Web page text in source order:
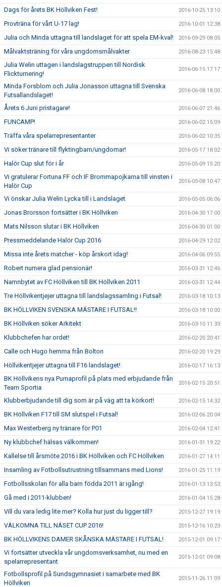
Dags för årets BK Höllviken Fest! 2016-10-25 13:10
Provträna för vårt U-17 lag! 2016-10-01 12:38
Julia och Minda uttagna till landslaget för att spela EM-kval! 2016-09-29 08:05
Målvaktsträning för våra ungdomsmålvakter 2016-08-23 15:48
Julia Welin uttagen i landslagstruppen till Nordisk
Flickturnering!
2016-06-15 17:17
Minda Forsblom och Julia Jonasson uttagna till Svenska
Futsallandslaget!
2016-06-08 18:00
Årets 6 Juni pristagare! 2016-06-07 21:46
FUNCAMP! 2016-06-02 15:09
Träffa våra spelarrepresentanter 2016-06-02 10:35
Vi söker tränare till flyktingbarn/ungdomar! 2016-05-17 18:02
Halör Cup slut för i år 2016-05-09 15:20
Vi gratulerar Fortuna FF och IF Brommapojkarna till vinsten i
Halör Cup
2016-05-08 10:47
Vi önskar Julia Welin Lycka till i Landslaget 2016-05-05 06:06
Jonas Brorsson fortsätter i BK Höllviken 2016-04-30 17:00
Mats Nilsson slutar i BK Höllviken 2016-04-30 01:00
Pressmeddelande Halör Cup 2016 2016-04-29 12:02
Missa inte årets matcher - köp årskort idag! 2016-04-06 09:55
Robert numera glad pensionär! 2016-03-31 12:46
Namnbytet av FC Höllviken till BK Höllviken 2011 2016-03-31 12:44
Tre Höllvikentjejer uttagna till landslagssamling i Futsal! 2016-03-18 10:13
BK HÖLLVIKEN SVENSKA MÄSTARE I FUTSAL!! 2016-03-18 10:00
BK Höllviken söker Arkitekt 2016-03-10 11:33
Klubbchefen har ordet! 2016-02-20 20:41
Calle och Hugo hemma från Bolton 2016-02-20 19:29
Höllvikentjejer uttagna till F16 landslaget! 2016-02-17 16:13
BK Höllvikens nya Pumaprofil på plats med erbjudande från
Team Sportia
2016-02-15 20:51
Klubberbjudande till dig som är på väg att ta körkort! 2016-02-15 14:32
BK Höllviken F17 till SM slutspel i Futsal! 2016-02-06 20:04
Max Westerberg ny tränare för P01 2016-02-04 12:41
Ny klubbchef hälsas välkommen! 2016-01-31 19:22
Kallelse till årsmöte 2016 i BK Höllviken och FC Höllviken 2016-01-27 14:11
Insamling av Fotbollsutrustning tillsammans med Lions! 2016-01-25 11:19
Fotbollsskolan för alla barn födda 2011 är igång! 2016-01-13 13:53
Gå med i 2011-klubben! 2016-01-04 15:28
Vill du vara ledig lite mer? Kolla hur just du ligger till? 2015-12-27 19:19
VÄLKOMNA TILL NÄSET CUP 2016! 2015-12-16 10:23
BK HÖLLVIKENS DAMER SKÅNSKA MÄSTARE I FUTSAL! 2015-12-01 09:17
Vi fortsätter utveckla vår ungdomsverksamhet, nu med en
spelarrepresentant
2015-12-01 09:08
Fotbollsprofil på Sundsgymnasiet i samarbete med BK
Höllviken
2015-11-26 11:09